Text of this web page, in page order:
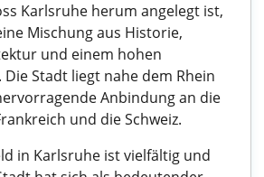
Karlsruhe herum angelegt ist,
Mischung aus Historie,
und einem hohen
Stadt liegt nahe dem Rhein
Anbindung an die
und die Schweiz.
in Karlsruhe ist vielfältig und